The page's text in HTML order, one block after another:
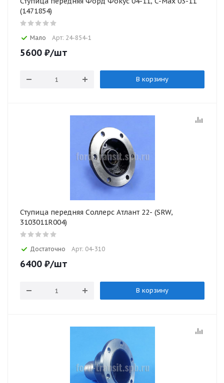
(1471854)
Мало Арт: 24-854-1
5600 ₽/шт
В корзину
Ступица передняя Соллерс Атлант 22- (SRW,
3103011R004)
Достаточно Арт: 04-310
6400 ₽/шт
В корзину